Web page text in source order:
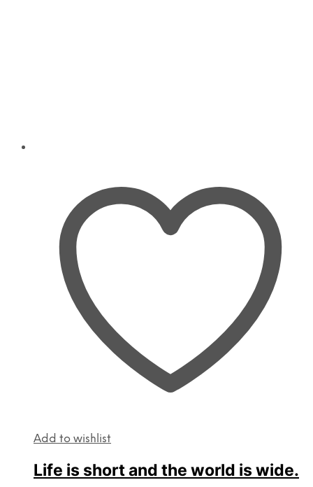
Add to wishlist
Life is short and the world is wide.